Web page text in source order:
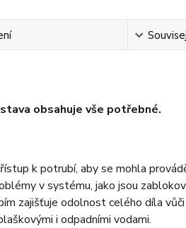
obsahuje vše potřebné.
k potrubí, aby se mohla
v systému, jako jsou
zajišťuje odolnost celého díla
i odpadními vodami.